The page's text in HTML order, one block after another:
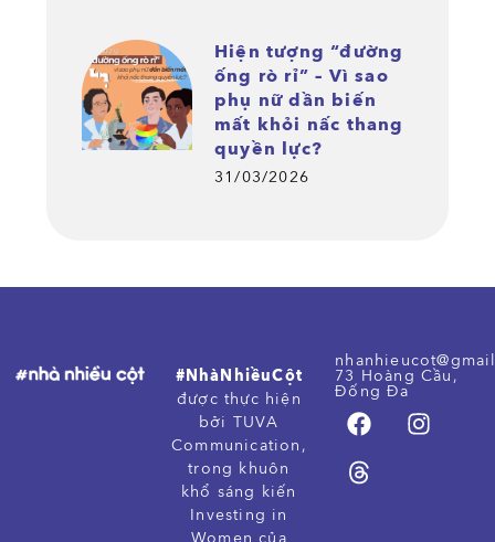
Hiện tượng “đường
ống rò rỉ” – Vì sao
phụ nữ dần biến
mất khỏi nấc thang
quyền lực?
31/03/2026
#NhàNhiềuCột
được thực hiện
bởi TUVA
Communication,
trong khuôn
khổ sáng kiến
Investing in
Women của
73 Hoàng Cầu,
Đống Đa